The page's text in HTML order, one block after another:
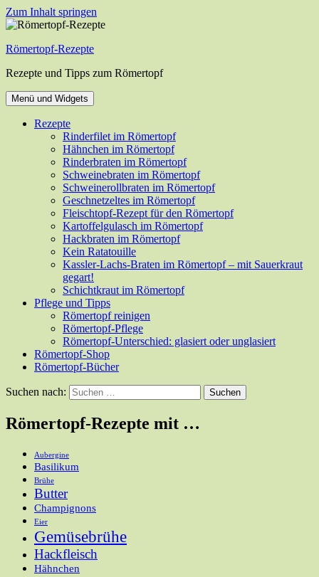
Zum Inhalt springen
Römertopf-Rezepte
Rezepte und Tipps zum Römertopf
Menü und Widgets
Rezepte
Rinderfilet im Römertopf
Hähnchen im Römertopf
Rinderbraten im Römertopf
Schweinebraten im Römertopf
Schweinerollbraten im Römertopf
Geschnetzeltes im Römertopf
Fleischtopf-Rezept für den Römertopf
Kartoffelgulasch im Römertopf
Hackbraten im Römertopf
Kein Ratatouille
Kassler-Lachs-Braten im Römertopf – mit Sauerkraut
gegart!
Schichtkraut im Römertopf
Pflege und Tipps
Römertopf reinigen
Römertopf-Pflege
Römertopf-Unterschied: glasiert oder unglasiert
Römertopf-Shop
Römertopf-Bücher
Suchen nach:
Römertopf-Rezepte mit …
Aubergine
Basilikum
Brühe
Butter
Champignons
Eier
Gemüsebrühe
Hackfleisch
Hähnchen